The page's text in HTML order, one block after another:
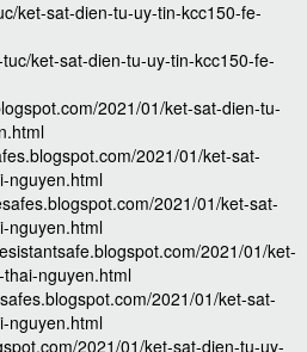
ket-sat-dien-tu-uy-tin-kcc150-fe-
ket-sat-dien-tu-uy-tin-kcc150-fe-
2021/01/ket-sat-dien-tu-
2021/01/ket-sat-
nguyen.html
2021/01/ket-sat-
nguyen.html
2021/01/ket-
nguyen.html
2021/01/ket-sat-
nguyen.html
2021/01/ket-sat-dien-tu-uy-